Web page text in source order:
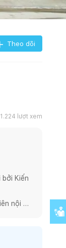
Theo dõi
lượt xem
Kiến
nội